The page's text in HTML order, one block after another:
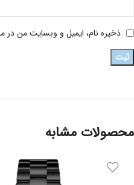
ذخیره نام، ایمیل و وبسایت من در
محصولات مشابه